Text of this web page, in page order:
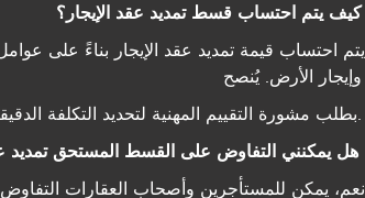
كیف یتم احتساب قسط تمدید عقد الإیجار؟
یتم احتساب قیمة تمدید عقد الإیجار بناءً على
نعم، یمكن للمستأجرین وأصحاب العقارات